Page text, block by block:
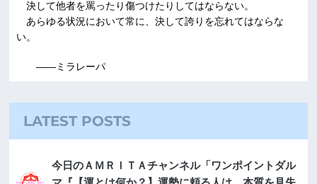
決して他者を罵ったり傷つけたりしてはならない。
あらゆる状況において常に、決して誇りを忘れてはならな
い。
――ミラレーパ
LATEST POSTS
今日のＡＭＲＩＴＡチャンネル「ワンポイントダル